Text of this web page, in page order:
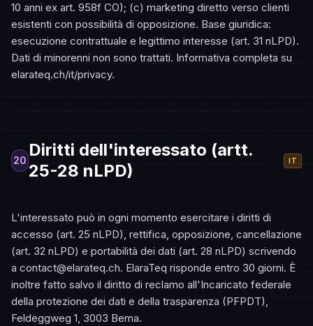
10 anni ex art. 958f CO); (c) marketing diretto verso clienti
esistenti con possibilità di opposizione. Base giuridica:
esecuzione contrattuale e legittimo interesse (art. 31 nLPD).
Dati di minorenni non sono trattati. Informativa completa su
elarateq.ch/it/privacy.
20
Diritti dell'interessato (artt.
25-28 nLPD)
IT
L'interessato può in ogni momento esercitare i diritti di
accesso (art. 25 nLPD), rettifica, opposizione, cancellazione
(art. 32 nLPD) e portabilità dei dati (art. 28 nLPD) scrivendo
a contact@elarateq.ch. ElaraTeq risponde entro 30 giorni. È
inoltre fatto salvo il diritto di reclamo all'Incaricato federale
della protezione dei dati e della trasparenza (PFPDT),
Feldeggweg 1, 3003 Berna.